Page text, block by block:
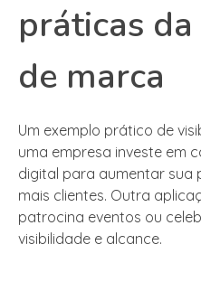
práticas
de marca
Um exemplo prático de
uma empresa investe em
digital para aumentar sua
mais clientes. Outra
patrocina eventos ou
visibilidade e alcance.